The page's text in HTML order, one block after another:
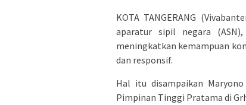
KOTA TANGERANG
aparatur sipil negara
meningkatkan kemampuan
dan responsif.
Hal itu disampaikan
Pimpinan Tinggi Pratama di